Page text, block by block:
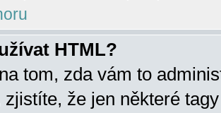
HTML?
tom, zda vám to
zjistíte, že jen některé